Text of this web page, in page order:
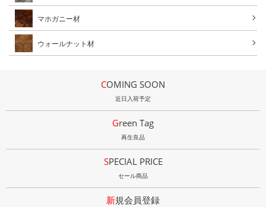
マホガニー材
ウォールナット材
COMING SOON
近日入荷予定
Green Tag
再生良品
SPECIAL PRICE
セール商品
新規会員登録